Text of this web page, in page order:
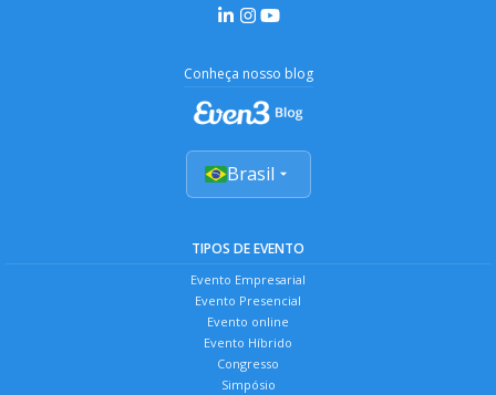
Conheça nosso blog
Brasil
TIPOS DE EVENTO
Evento Empresarial
Evento Presencial
Evento online
Evento Híbrido
Congresso
Simpósio